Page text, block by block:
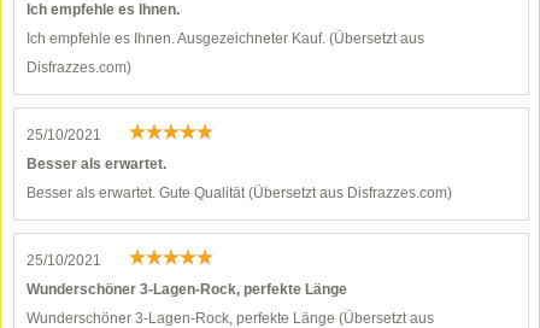
Ich empfehle es Ihnen.
Ich empfehle es Ihnen. Ausgezeichneter Kauf. (Übersetzt aus
Disfrazzes.com)
25/10/2021
Besser als erwartet.
Besser als erwartet. Gute Qualität (Übersetzt aus Disfrazzes.com)
25/10/2021
Wunderschöner 3-Lagen-Rock, perfekte Länge
Wunderschöner 3-Lagen-Rock, perfekte Länge (Übersetzt aus